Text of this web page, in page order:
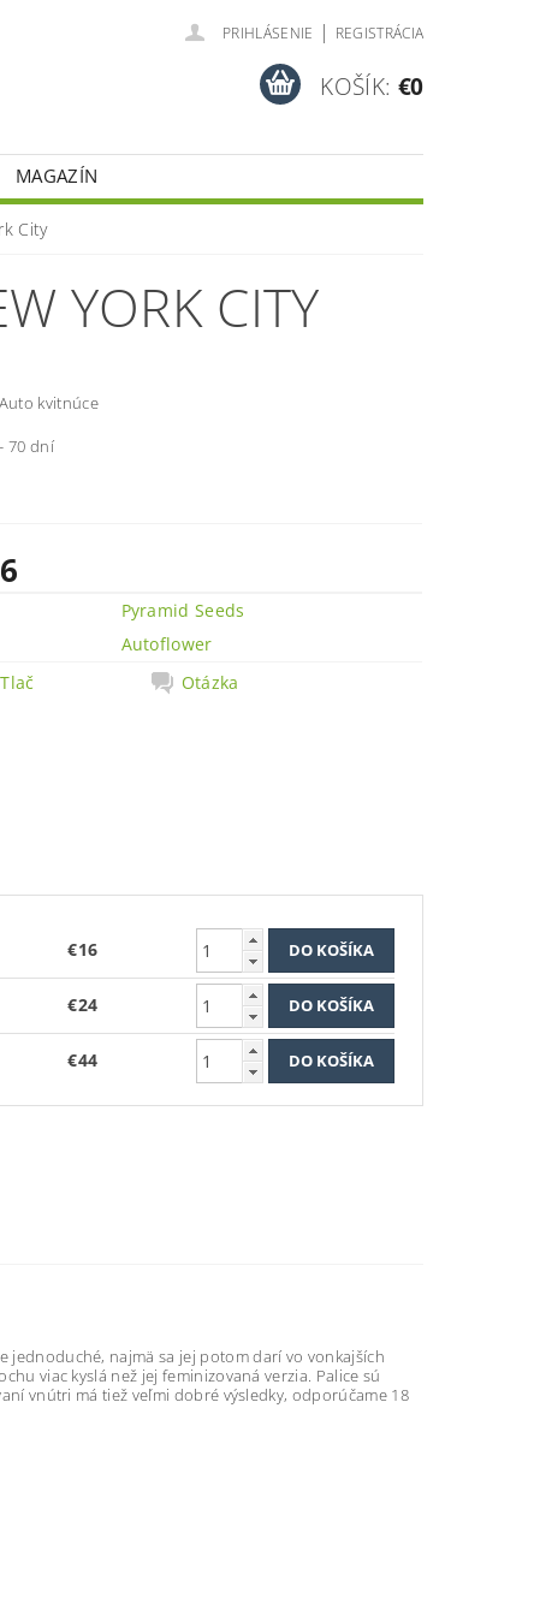
PRIHLÁSENIE | REGISTRÁCIA
KOŠÍK: €0
MAGAZÍN
City
YORK CITY
kvitnúce
70 dní
Pyramid Seeds
Autoflower
Tlač
Otázka
€16
€24
€44
jednoduché, najmä sa jej potom darí vo vonkajších
viac kyslá než jej feminizovaná verzia. Palice sú
vnútri má tiež veľmi dobré výsledky, odporúčame 18